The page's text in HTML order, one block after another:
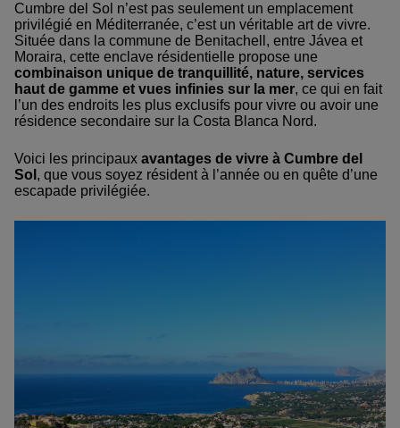
Cumbre del Sol n’est pas seulement un emplacement
privilégié en Méditerranée, c’est un véritable art de vivre.
Située dans la commune de Benitachell, entre Jávea et
Moraira, cette enclave résidentielle propose une
combinaison unique de tranquillité, nature, services
haut de gamme et vues infinies sur la mer, ce qui en fait
l’un des endroits les plus exclusifs pour vivre ou avoir une
résidence secondaire sur la Costa Blanca Nord.
Voici les principaux avantages de vivre à Cumbre del
Sol , que vous soyez résident à l’année ou en quête d’une
escapade privilégiée.